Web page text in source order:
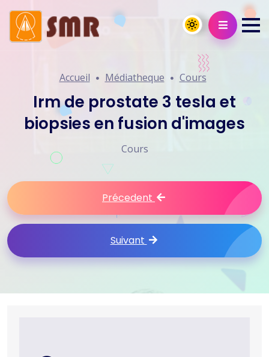
Accueil Médiatheque Cours
Irm de prostate 3 tesla et
biopsies en fusion d'images
Cours
Précedent
Suivant